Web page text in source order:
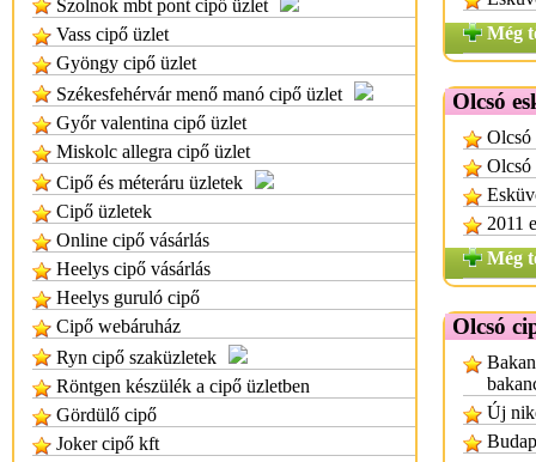
Szolnok mbt pont cipő üzlet
Vass cipő üzlet
Gyöngy cipő üzlet
Székesfehérvár menő manó cipő üzlet
Győr valentina cipő üzlet
Miskolc allegra cipő üzlet
Cipő és méteráru üzletek
Cipő üzletek
Online cipő vásárlás
Heelys cipő vásárlás
Heelys guruló cipő
Cipő webáruház
Ryn cipő szaküzletek
Röntgen készülék a cipő üzletben
Gördülő cipő
Joker cipő kft
Még
Olcsó
Olcsó
Olcsó
2011
Még
Olcsó
Új